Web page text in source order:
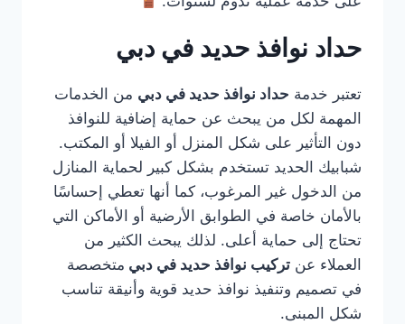
حداد نوافذ حديد في دبي
تعتبر خدمة حداد نوافذ حديد في دبي من الخدمات
المهمة لكل من يبحث عن حماية إضافية للنوافذ
دون التأثير على شكل المنزل أو الفيلا أو المكتب.
شبابيك الحديد تستخدم بشكل كبير لحماية المنازل
من الدخول غير المرغوب، كما أنها تعطي إحساسًا
بالأمان خاصة في الطوابق الأرضية أو الأماكن التي
تحتاج إلى حماية أعلى. لذلك يبحث الكثير من
العملاء عن تركيب نوافذ حديد في دبي متخصصة
في تصميم وتنفيذ نوافذ حديد قوية وأنيقة تناسب
شكل المبنى.